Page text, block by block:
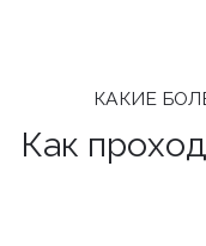
КАКИЕ
Как